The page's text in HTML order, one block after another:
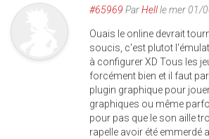
#65969 ParHellle mer 01/
Ouais le online devrait
soucis, c'est plutot
à configurer XD Tous les
forcément bien et il faut
plugin graphique pour
graphiques ou même
pour pas que le son aille
rapelle avoir été emmerdé